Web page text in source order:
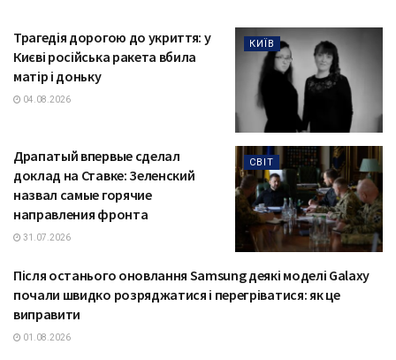
КИЇВ
Трагедія дорогою до укриття: у
Києві російська ракета вбила
матір і доньку
04.08.2026
СВІТ
Драпатый впервые сделал
доклад на Ставке: Зеленский
назвал самые горячие
направления фронта
31.07.2026
ТЕХНОЛОГІЇ
Після останього оновлання Samsung деякі моделі Galaxy
почали швидко розряджатися і перегріватися: як це
виправити
01.08.2026